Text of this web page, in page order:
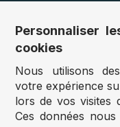
Royaume
Vous
Personnaliser
cookies
Nous utilisons
votre expérience
lors de vos visites
Ces données